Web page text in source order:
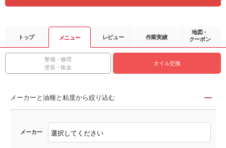
トップ メニュー レビュー 作業実績
地図・
クーポン
整備・修理
塗装・板金
オイル交換
メーカーと油種と粘度から絞り込む
メーカー